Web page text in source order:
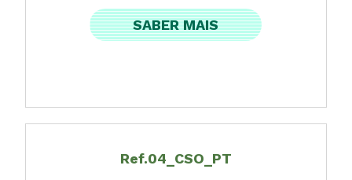
SABER MAIS
Ref.04_CSO_PT